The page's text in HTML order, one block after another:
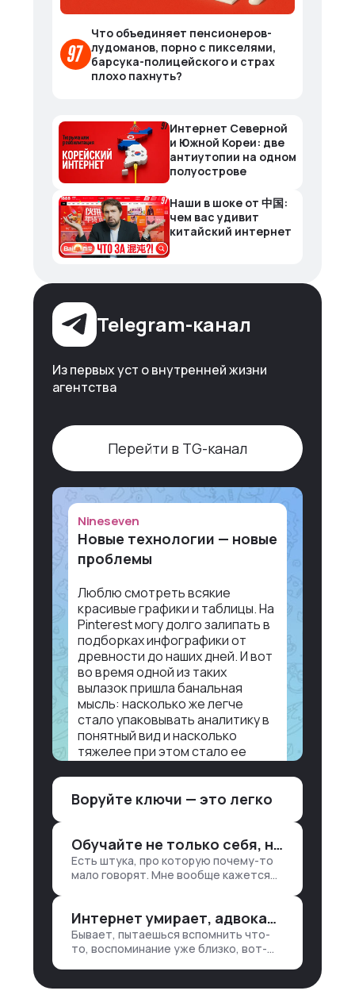
Что объединяет пенсионеров-
лудоманов, порно с пикселями,
барсука-полицейского и страх
плохо пахнуть?
Интернет Северной
и Южной Кореи: две
антиутопии на одном
полуострове
Наши в шоке от 中国:
чем вас удивит
китайский интернет
Telegram-канал
Из первых уст о внутренней жизни
агентства
Перейти в TG-канал
Nineseven
Новые технологии — новые
проблемы
Люблю смотреть всякие
красивые графики и таблицы. На
Pinterest могу долго залипать в
подборках инфографики от
древности до наших дней. И вот
во время одной из таких
вылазок пришла банальная
мысль: насколько же легче
стало упаковывать аналитику в
понятный вид и насколько
тяжелее при этом стало ее
Объясню в разрезе нашей
лет 15 назад, нужно было:
1. Собирать данные в одну базу и
разгребать их оттуда вручную:
проекту — все ручками
Воруйте ключи — это легко
Обучайте не только себя, но и клиентов
Есть штука, про которую почему-то
мало говорят. Мне вообще кажется
стороны. Ты что-то хватаешь у
клиента: е…
Интернет умирает, адвокаты и судьи в растерянности, а я хочу песню
Бывает, пытаешься вспомнить что-
то, воспоминание уже близко, вот-
днями. А то и неделями, если сильно